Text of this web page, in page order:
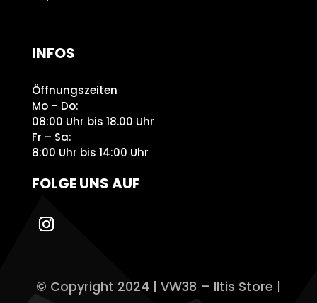
INFOS
Öffnungszeiten
Mo – Do:
08:00 Uhr bis 18.00 Uhr
Fr – Sa:
8:00 Uhr bis 14:00 Uhr
FOLGE UNS AUF
© Copyright 2024 | VW38 – Iltis Store |